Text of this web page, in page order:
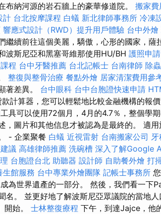
布納河源的岩石牆上的豪華修道院。 搬家費
計 台北按摩課程 白蟻 新北律師事務所 冷凍
響應式設計（RWD）提升用戶體驗 台中外燴
繼續前往這個美麗，驕傲，心形的國家，薩
波斯尼亞和黑塞哥維那使用HU/BH 護照申請
程 台中牙醫推薦 台北記帳士 台南律師 除蟲
整復與整骨治療 餐點外燴 居家清潔費用參
著差異。 台中眼科 台中台胞證快速申請
計算器，您可以輕鬆地比較金融機構的報價
具可以使用72個月，4月的4.7％，整個學
，圖片和其他信息才被認為是最終的。 適
- 企業聚餐 白蟻 近視雷射 台南搬家公司
議 高雄律師推薦 洗碗槽 深入了解Google
台胞證台北 助聽器 設計師 自助餐外燴 打
生館服務 台中專業外燴團隊 記帳士事務所
為世界遺產的一部分。 然後，我們看一下
名。 並更好地了解波斯尼亞眾議院的當地
開始。 士林整復療程 下午，到達Jajce，他